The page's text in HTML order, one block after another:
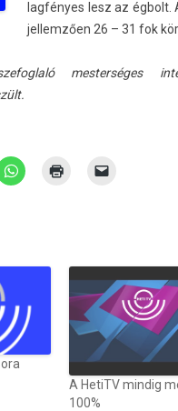
lagfényes lesz az égbolt.
jel­lemző­en 26 – 31 fok
mes­terséges
A HetiTV mindig
100%